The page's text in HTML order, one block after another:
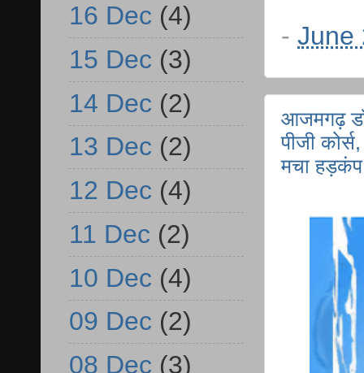
- June
आजमगढ़
पीजी
मचा हड़कंप
16 Dec (4)
15 Dec (3)
14 Dec (2)
13 Dec (2)
12 Dec (4)
11 Dec (2)
10 Dec (4)
09 Dec (2)
08 Dec (3)